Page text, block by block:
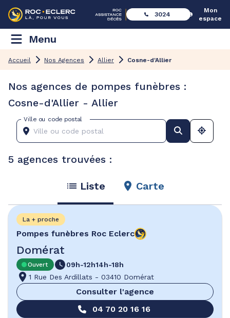
3024
Mon
espace
Menu
Accueil Nos Agences Allier Cosne-d'Allier
Nos agences de pompes funèbres :
Cosne-d'Allier - Allier
Ville ou code postal
5 agences trouvées :
Liste Carte
Pompes funèbres Roc Eclerc
Domérat
La + proche
Ouvert 09h-12h14h-18h
1 Rue Des Ardillats - 03410 Domérat
Consulter l'agence
04 70 20 16 16